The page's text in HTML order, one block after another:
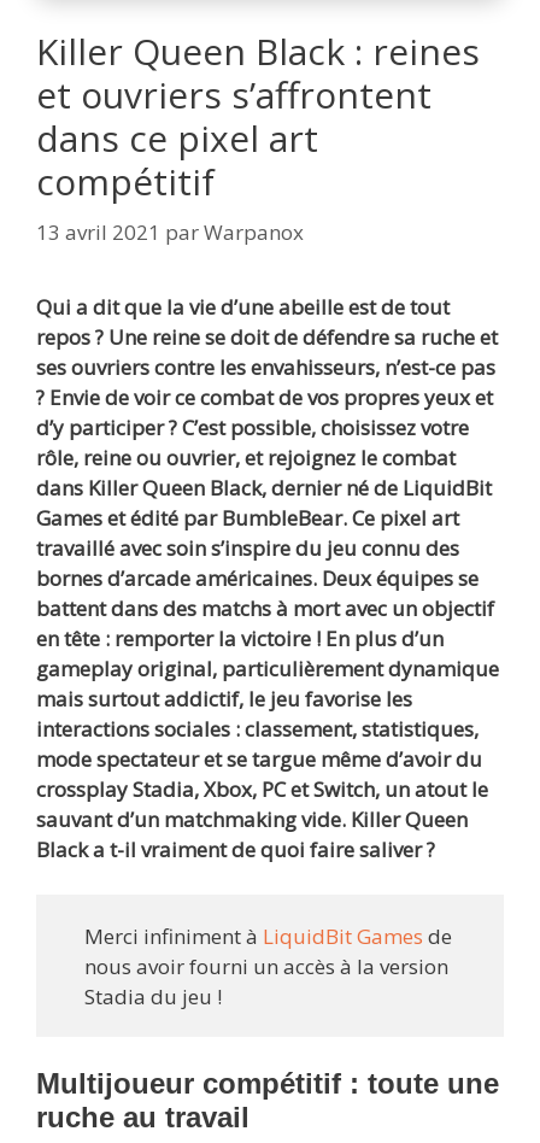
Killer Queen Black : reines
et ouvriers s’affrontent
dans ce pixel art
compétitif
13 avril 2021 parWarpanox
Qui a dit que la vie d’une abeille est de tout
repos ? Une reine se doit de défendre sa ruche et
ses ouvriers contre les envahisseurs, n’est-ce pas
? Envie de voir ce combat de vos propres yeux et
d’y participer ? C’est possible, choisissez votre
rôle, reine ou ouvrier, et rejoignez le combat
dans Killer Queen Black, dernier né de LiquidBit
Games et édité par BumbleBear. Ce pixel art
travaillé avec soin s’inspire du jeu connu des
bornes d’arcade américaines. Deux équipes se
battent dans des matchs à mort avec un objectif
en tête : remporter la victoire ! En plus d’un
gameplay original, particulièrement dynamique
mais surtout addictif, le jeu favorise les
interactions sociales : classement, statistiques,
mode spectateur et se targue même d’avoir du
crossplay Stadia, Xbox, PC et Switch, un atout le
sauvant d’un matchmaking vide. Killer Queen
Black a t-il vraiment de quoi faire saliver ?
Merci infiniment à LiquidBit Games de
nous avoir fourni un accès à la version
Stadia du jeu !
Multijoueur compétitif : toute une
ruche au travail